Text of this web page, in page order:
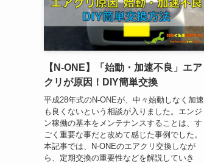
【N-ONE】「始動・加速不良」エア
クリが原因！DIY簡単交換
平成28年式のN-ONEが、中々始動しなく加速
も良くないという相談が入りました。エンジ
ン稼働の基本をメンテナンスすることは、す
ごく重要な事だと改めて感じた事例でした。
本記事では、N-ONEのエアクリ交換しなが
ら、定期交換の重要性などを解説していき